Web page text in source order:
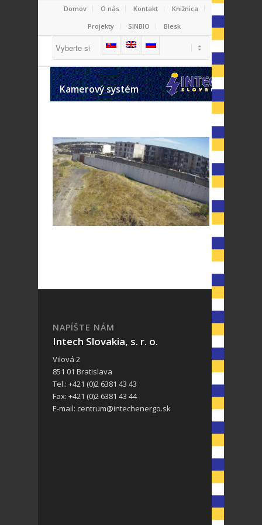
Domov O nás Kontakt
Knižnica
Projekty
SINBIO Blesk
Kamerový systém
NAPÍŠTE NÁM
Intech Slovakia, s. r. o.
Vilová 2
851 01 Bratislava
Tel.: +421 (0)2 6381 43 43
Fax: +421 (0)2 6381 43 44
E-mail: centrum@intechenergo.sk